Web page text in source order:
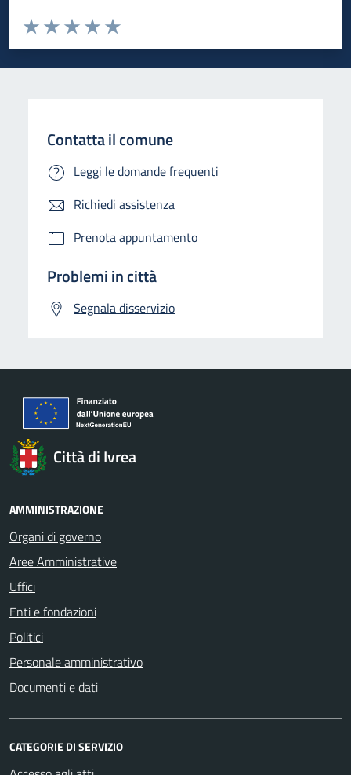
Valuta da 1 a 5 stelle la pagina
Valuta 5 stelle su 5
Valuta 4 stelle su 5
Valuta 3 stelle su 5
Valuta 2 stelle su 5
Valuta 1 stelle su 5
Contatta il comune
Leggi le domande frequenti
Richiedi assistenza
Prenota appuntamento
Problemi in città
Segnala disservizio
Città di Ivrea
AMMINISTRAZIONE
Organi di governo
Aree Amministrative
Uffici
Enti e fondazioni
Politici
Personale amministrativo
Documenti e dati
CATEGORIE DI SERVIZIO